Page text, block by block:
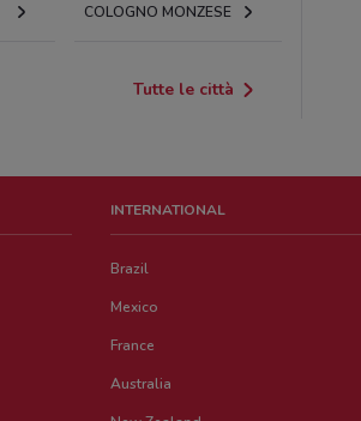
COLOGNO MONZESE
Tutte le città
INTERNATIONAL
Brazil
Mexico
France
Australia